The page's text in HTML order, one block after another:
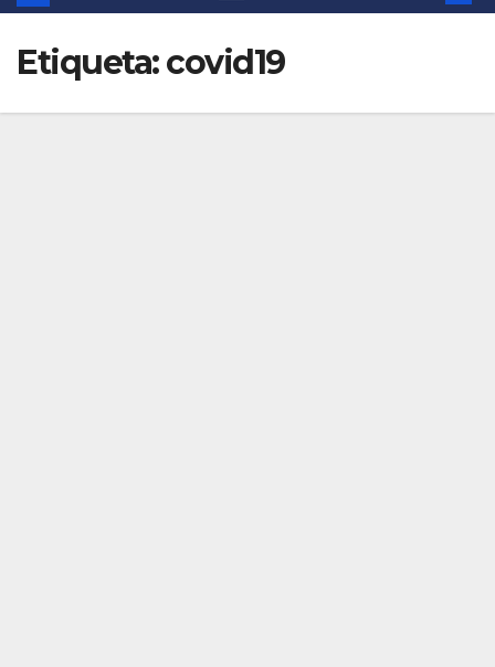
Etiqueta:covid19